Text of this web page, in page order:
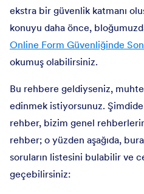
ekstra bir güvenlik katmanı
konuyu daha önce,
Online Form Güvenliğinde
okumuş olabilirsiniz.
Bu rehbere geldiyseniz,
edinmek istiyorsunuz.
rehber, bizim genel
rehber; o yüzden aşağıda,
soruların listesini bulabilir ve
geçebilirsiniz: